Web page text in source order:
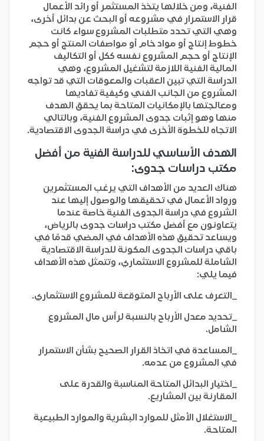
الفنية، ومن خلالها يتخذ المستثمر أو رائد الأعمال
قرار الاستمرار في مشروعه أو البحث عن بدائل أخرى،
وهي التي تحدد متطلبات المشروع سواء كانت
خطوط إنتاج أو مواد خام أو مواصفات المنتج أو حجم
الإنتاج أو حجم المشروع نفسه ككل أو التكاليف
المالية الفنية اللازمة لتشغيل المشروع، وهي
الدراسة التي تبين العقبات والمعوقات التي قد تواجه
المشروع من الجانب الفني وكيفية تفاديها
ومعالجتها بالإمكانيات المتاحة بما يحقق الهدف
منها وهو إثبات جدوى المشروع الفنية، وبالتالي
الاتجاه للخطوة الأخرى في دراسة الجدوى الاقتصادية.
الهدف الأساسي للدراسة الفنية من أفضل
مكتب دراسات جدوى:
هناك العديد من الأهداف التي يرغب المستثمرين
ورواد الأعمال في تحقيقها والوصول إليها عند
الشروع في دراسة الجدوى الفنية خاصة عندما
يتعاونون مع أفضل مكتب دراسات جدوى بالرياض،
ويساعد تحقيق هذه الأهداف في المضي قدمًا في
باقي دراسات الجدوى المكونة للدراسة الاقتصادية
الشاملة للمشروع الاستثماري، وتتمثل هذه الأهداف
فيما يلي:
_التعرف على الأرباح المتوقعة للمشروع الاستثماري.
_تحديد معدل الأرباح بالنسبة لرأس مال المشروع
الشامل.
_المساعدة في اتخاذ القرار الصحيح بشأن الاستمرار
في المشروع من عدمه.
_اختيار البدائل المتاحة المناسبة والقدرة على
المقارنة بين المشاريع.
_الاستغلال الأمثل للموارد البشرية والموارد الطبيعية
المتاحة.